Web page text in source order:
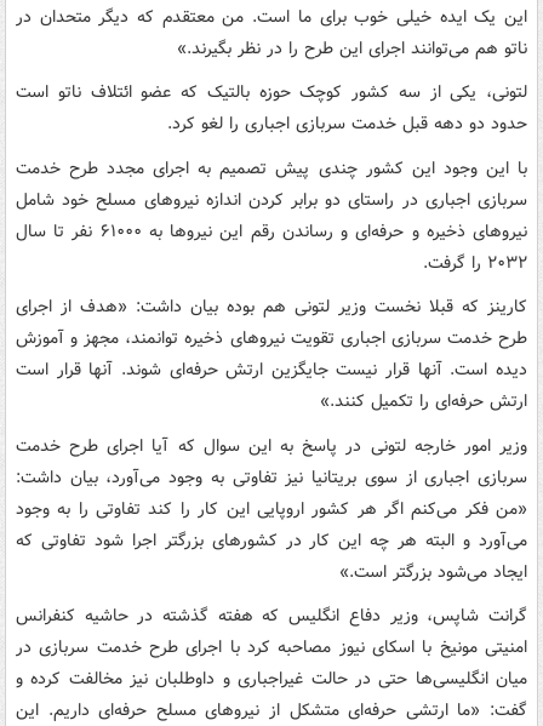
این یک ایده خیلی خوب برای ما است. من معتقدم که دیگر متحدان در
ناتو هم می‌توانند اجرای این طرح را در نظر بگیرند.»
لتونی، یکی از سه کشور کوچک حوزه بالتیک که عضو ائتلاف ناتو است
حدود دو دهه قبل خدمت سربازی اجباری را لغو کرد.
با این وجود این کشور چندی پیش تصمیم به اجرای مجدد طرح خدمت
سربازی اجباری در راستای دو برابر کردن اندازه نیروهای مسلح خود شامل
نیروهای ذخیره و حرفه‌ای و رساندن رقم این نیروها به ۶۱۰۰۰ نفر تا سال
۲۰۳۲ را گرفت.
کارینز که قبلا نخست وزیر لتونی هم بوده بیان داشت: «هدف از اجرای
طرح خدمت سربازی اجباری تقویت نیروهای ذخیره توانمند، مجهز و آموزش
دیده است. آنها قرار نیست جایگزین ارتش حرفه‌ای شوند. آنها قرار است
ارتش حرفه‌ای را تکمیل کنند.»
وزیر امور خارجه لتونی در پاسخ به این سوال که آیا اجرای طرح خدمت
سربازی اجباری از سوی بریتانیا نیز تفاوتی به وجود می‌آورد، بیان داشت:
«من فکر می‌کنم اگر هر کشور اروپایی این کار را کند تفاوتی را به وجود
می‌آورد و البته هر چه این کار در کشورهای بزرگتر اجرا شود تفاوتی که
ایجاد می‌شود بزرگتر است.»
گرانت شاپس، وزیر دفاع انگلیس که هفته گذشته در حاشیه کنفرانس
امنیتی مونیخ با اسکای نیوز مصاحبه کرد با اجرای طرح خدمت سربازی در
میان انگلیسی‌ها حتی در حالت غیراجباری و داوطلبان نیز مخالفت کرده و
گفت: «ما ارتشی حرفه‌ای متشکل از نیروهای مسلح حرفه‌ای داریم. این